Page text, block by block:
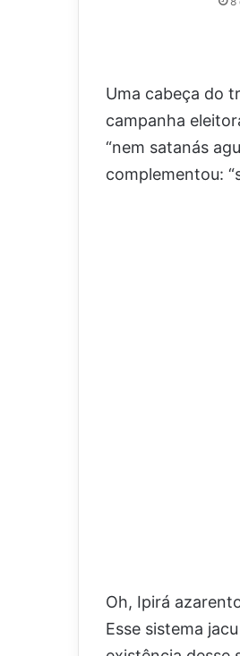
Uma cabeça do
campanha
“nem satanás
complementou:
Oh, Ipirá
Esse sistema